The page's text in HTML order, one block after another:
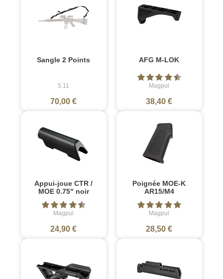
Sangle 2 Points
5.11
70,00 €
AFG M-LOK
Magpul
38,40 €
Appui-joue CTR /
MOE 0.75" noir
Magpul
24,90 €
Poignée MOE-K
AR15/M4
Magpul
28,50 €